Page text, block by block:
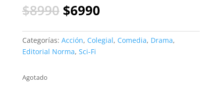
$8990 El
precio
original
era:
$8990.
$6990El
actual
es:
Categorías: Acción, Colegial, Comedia, Drama,
Editorial Norma, Sci-Fi
Agotado